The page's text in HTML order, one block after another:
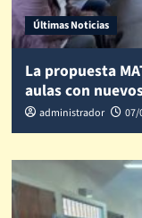
Últimas Noticias
La propuesta
aulas con
administrador 07/